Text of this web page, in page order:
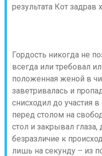
результата Кот задрав
Гордость никогда не
всегда или требовал
положенная женой в
заветривалась и
снисходил до участия
перед столом на
стол и закрывал
безразличие к
лишь на секунду – из